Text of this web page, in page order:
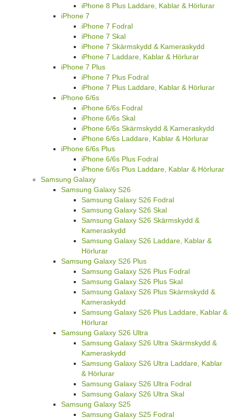
iPhone 8 Plus Laddare, Kablar & Hörlurar
iPhone 7
iPhone 7 Fodral
iPhone 7 Skal
iPhone 7 Skärmskydd & Kameraskydd
iPhone 7 Laddare, Kablar & Hörlurar
iPhone 7 Plus
iPhone 7 Plus Fodral
iPhone 7 Plus Laddare, Kablar & Hörlurar
iPhone 6/6s
iPhone 6/6s Fodral
iPhone 6/6s Skal
iPhone 6/6s Skärmskydd & Kameraskydd
iPhone 6/6s Laddare, Kablar & Hörlurar
iPhone 6/6s Plus
iPhone 6/6s Plus Fodral
iPhone 6/6s Plus Laddare, Kablar & Hörlurar
Samsung Galaxy
Samsung Galaxy S26
Samsung Galaxy S26 Fodral
Samsung Galaxy S26 Skal
Samsung Galaxy S26 Skärmskydd &
Kameraskydd
Samsung Galaxy S26 Laddare, Kablar &
Hörlurar
Samsung Galaxy S26 Plus
Samsung Galaxy S26 Plus Fodral
Samsung Galaxy S26 Plus Skal
Samsung Galaxy S26 Plus Skärmskydd &
Kameraskydd
Samsung Galaxy S26 Plus Laddare, Kablar &
Hörlurar
Samsung Galaxy S26 Ultra
Samsung Galaxy S26 Ultra Skärmskydd &
Kameraskydd
Samsung Galaxy S26 Ultra Laddare, Kablar
& Hörlurar
Samsung Galaxy S26 Ultra Fodral
Samsung Galaxy S26 Ultra Skal
Samsung Galaxy S25
Samsung Galaxy S25 Fodral